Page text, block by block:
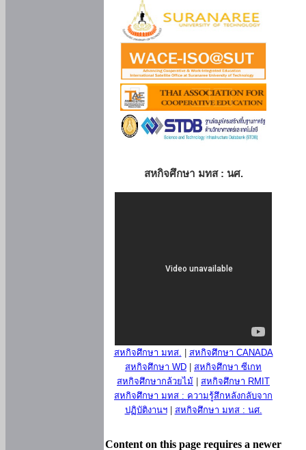
สหกิจศึกษา มทส : นศ.
สหกิจศึกษา มทส.
สหกิจศึกษา CANADA
สหกิจศึกษา WD
สหกิจศึกษา ซีเกท
สหกิจศึกษากล้วยไม้
สหกิจศึกษา RMIT
สหกิจศึกษา มทส : ความรู้สึกหลังกลับจาก
ปฏิบัติงานฯ| สหกิจศึกษา มทส : นศ.
Content on this page requires a newer